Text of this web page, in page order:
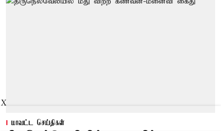
மாவட்ட செய்திகள்
X